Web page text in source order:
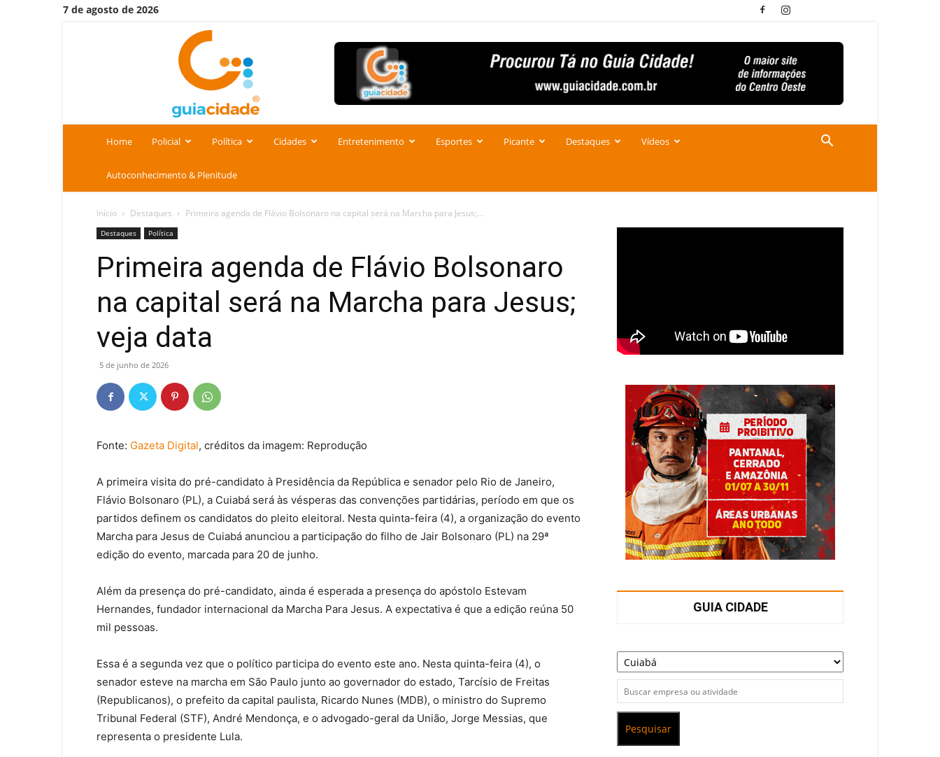
7 de agosto de 2026
Home Policial Política Cidades Entretenimento Esportes Picante Destaques Vídeos
Autoconhecimento & Plenitude
Início Destaques Primeira agenda de Flávio Bolsonaro na capital será na Marcha para Jesus;...
Destaques Política
Primeira agenda de Flávio Bolsonaro
na capital será na Marcha para Jesus;
veja data
5 de junho de 2026
Fonte: Gazeta Digital, créditos da imagem: Reprodução
A primeira visita do pré-candidato à Presidência da República e senador pelo Rio de Janeiro,
Flávio Bolsonaro (PL), a Cuiabá será às vésperas das convenções partidárias, período em que os
partidos definem os candidatos do pleito eleitoral. Nesta quinta-feira (4), a organização do evento
Marcha para Jesus de Cuiabá anunciou a participação do filho de Jair Bolsonaro (PL) na 29ª
edição do evento, marcada para 20 de junho.
Além da presença do pré-candidato, ainda é esperada a presença do apóstolo Estevam
Hernandes, fundador internacional da Marcha Para Jesus. A expectativa é que a edição reúna 50
mil pessoas.
Essa é a segunda vez que o político participa do evento este ano. Nesta quinta-feira (4), o
senador esteve na marcha em São Paulo junto ao governador do estado, Tarcísio de Freitas
(Republicanos), o prefeito da capital paulista, Ricardo Nunes (MDB), o ministro do Supremo
Tribunal Federal (STF), André Mendonça, e o advogado-geral da União, Jorge Messias, que
representa o presidente Lula.
GUIA CIDADE
Pesquisar